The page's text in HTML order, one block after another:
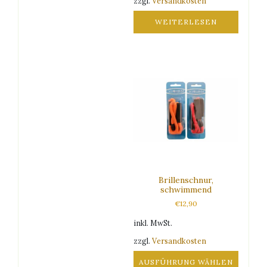
WEITERLESEN
Brillenschnur,
schwimmend
€12,90
inkl. MwSt.
zzgl.Versandkosten
AUSFÜHRUNG WÄHLEN